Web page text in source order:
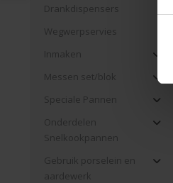
Drankdispensers
Wegwerpservies
Inmaken
Messen set/blok
Speciale Pannen
Onderdelen
Snelkookpannen
Gebruik porselein en
aardewerk